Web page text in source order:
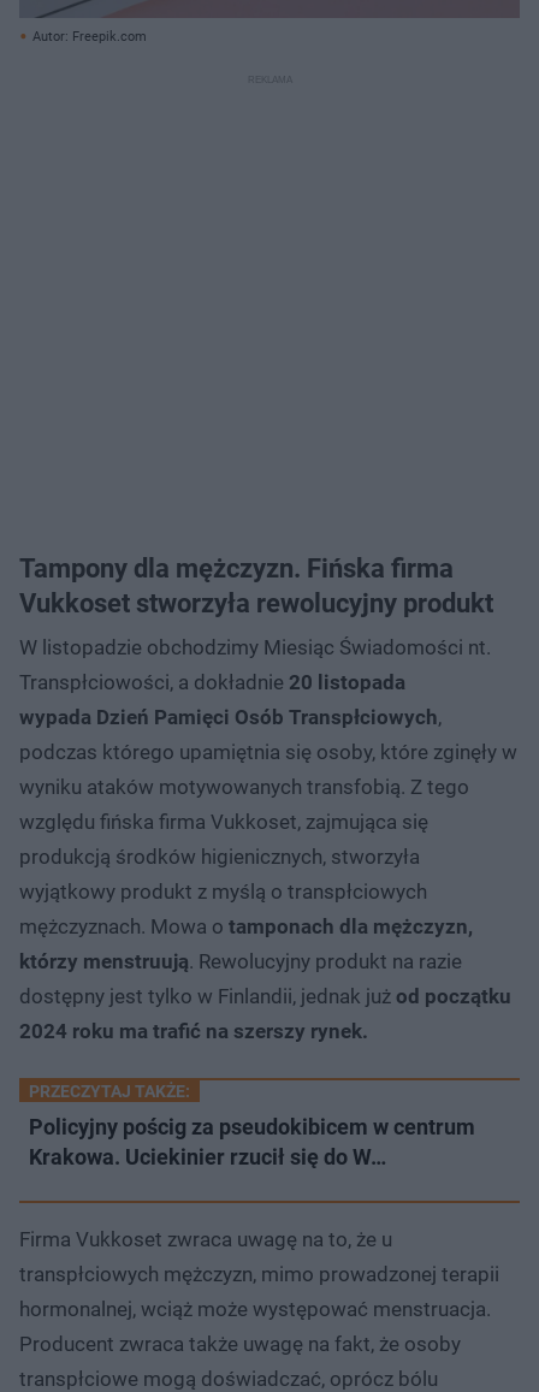
Autor: Freepik.com
Tampony dla mężczyzn. Fińska firma
Vukkoset stworzyła rewolucyjny produkt
W listopadzie obchodzimy Miesiąc Świadomości nt.
Transpłciowości, a dokładnie 20 listopada
wypada Dzień Pamięci Osób Transpłciowych,
podczas którego upamiętnia się osoby, które zginęły w
wyniku ataków motywowanych transfobią. Z tego
względu fińska firma Vukkoset, zajmująca się
produkcją środków higienicznych, stworzyła
wyjątkowy produkt z myślą o transpłciowych
mężczyznach. Mowa o tamponach dla mężczyzn,
którzy menstruują. Rewolucyjny produkt na razie
dostępny jest tylko w Finlandii, jednak już od początku
2024 roku ma trafić na szerszy rynek.
PRZECZYTAJ TAKŻE:
Policyjny pościg za pseudokibicem w centrum
Krakowa. Uciekinier rzucił się do W…
Firma Vukkoset zwraca uwagę na to, że u
transpłciowych mężczyzn, mimo prowadzonej terapii
hormonalnej, wciąż może występować menstruacja.
Producent zwraca także uwagę na fakt, że osoby
transpłciowe mogą doświadczać, oprócz bólu